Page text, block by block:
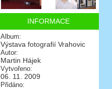
INFORMACE
Album:
Výstava fotografií Vrahovic
Autor:
Martin Hájek
Vytvořeno:
06. 11. 2009
Přidáno: